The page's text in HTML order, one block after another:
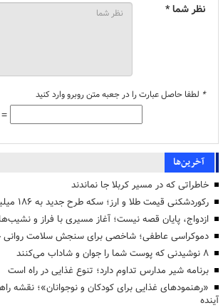
نظر شما *
* لطفا حاصل عبارت را در جعبه متن روبرو وارد کنید
آخرین‌ها
خاطراتی که در مسیر کربلا جا نماندند
رکوردشکنی قیمت طلا و ارز؛ سکه طرح جدید به ۱۸۶ میلیون تومان رسید
ازدواج، پایان قصه نیست؛ آغاز مسیری با فراز و
دموکراسی عاطفی؛ شاخصی برای سنجش سلامت روانی
۸ نوشیدنی که پوست شما را جوان و شاداب می‌کنند
برنامه شیر مدارس تداوم دارد؛ تنوع غذایی در راه است
«رهنمودهای غذایی برای کودکان و نوجوانان»؛ نقشه
آینده